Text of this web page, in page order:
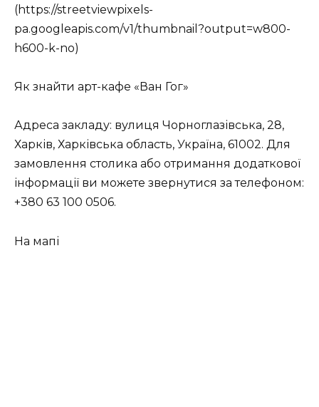
(https://streetviewpixels-
pa.googleapis.com/v1/thumbnail?output=w800-
h600-k-no)
Як знайти арт-кафе «Ван Гог»
Адреса закладу: вулиця Чорноглазівська, 28,
Харків, Харківська область, Україна, 61002. Для
замовлення столика або отримання додаткової
інформації ви можете звернутися за телефоном:
+380 63 100 0506.
На мапі